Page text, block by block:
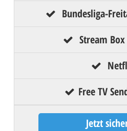
Bundesliga-
Stream
Free TV
Jetzt